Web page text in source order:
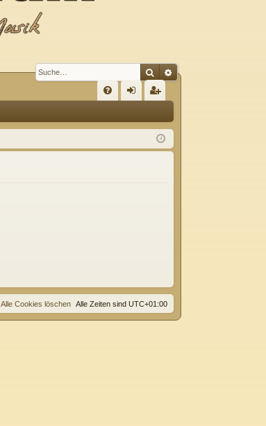
SucheErweiterte Suche
S
Q m
el
ist
rie
Alle Zeiten sind UTC+01:00
Alle Cookies löschen